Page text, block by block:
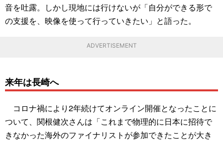
音を吐露。しかし現地には行けないが「自分ができる形で
の支援を、映像を使って行っていきたい」と語った。
ADVERTISEMENT
来年は長崎へ
コロナ禍により2年続けてオンライン開催となったことに
ついて、関根健次さんは「これまで物理的に日本に招待で
きなかった海外のファイナリストが参加できたことが大き